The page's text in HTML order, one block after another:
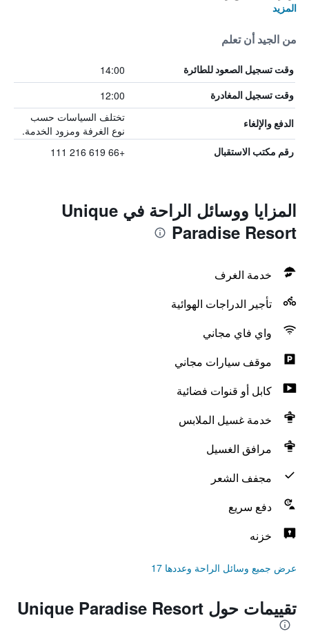
المزيد
من الجيد أن تعلم
وقت تسجيل الصعود للطائرة 14:00
وقت تسجيل المغادرة 12:00
الدفع والإلغاء
تختلف السياسات حسب
نوع الغرفة ومزود الخدمة.
رقم مكتب الاستقبال +66 619 216 111
المزايا ووسائل الراحة في Unique
Paradise Resort
خدمة الغرف
تأجير الدراجات الهوائية
واي فاي مجاني
موقف سيارات مجاني
كابل أو قنوات فضائية
خدمة غسيل الملابس
مرافق الغسيل
مجفف الشعر
دفع سريع
خزنه
عرض جميع وسائل الراحة وعددها 17
تقييمات حول Unique Paradise Resort